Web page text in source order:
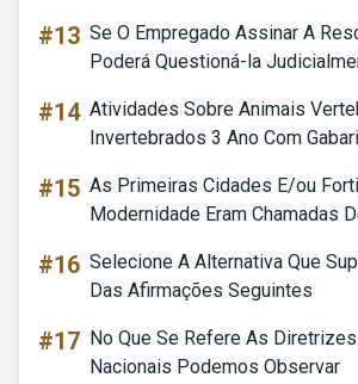
#13 Se O Empregado Assinar A
Poderá Questioná-la
#14 Atividades Sobre Animais
Invertebrados 3 Ano Com
#15 As Primeiras Cidades E/ou
Modernidade Eram Chamadas
#16 Selecione A Alternativa Que
Das Afirmações Seguintes
#17 No Que Se Refere As
Nacionais Podemos Observar